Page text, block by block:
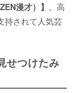
漫才）】 。高
持されて人気芸
せつけたみ